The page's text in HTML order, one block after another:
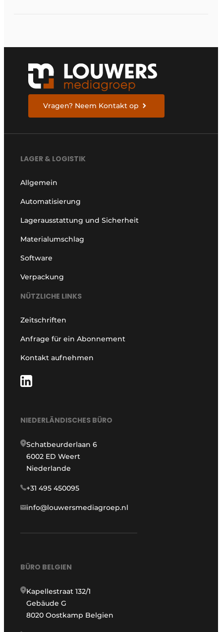
Vragen? Neem Kontakt op
LAGER & LOGISTIK
Allgemein
Automatisierung
Lagerausstattung und Sicherheit
Materialumschlag
Software
Verpackung
NÜTZLICHE LINKS
Zeitschriften
Anfrage für ein Abonnement
Kontakt aufnehmen
NIEDERLÄNDISCHES BÜRO
Schatbeurderlaan 6
6002 ED Weert
Niederlande
+31 495 450095
info@louwersmediagroep.nl
BÜRO BELGIEN
Kapellestraat 132/1
Gebäude G
8020 Oostkamp Belgien